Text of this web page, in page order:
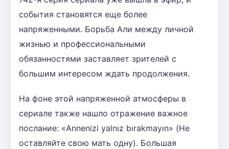
события становятся еще более
напряженными. Борьба Али между личной
жизнью и профессиональными
обязанностями заставляет зрителей с
большим интересом ждать продолжения.
На фоне этой напряженной атмосферы в
сериале также нашло отражение важное
послание: «Annenizi yalnız bırakmayın» (Не
оставляйте свою мать одну). Большая